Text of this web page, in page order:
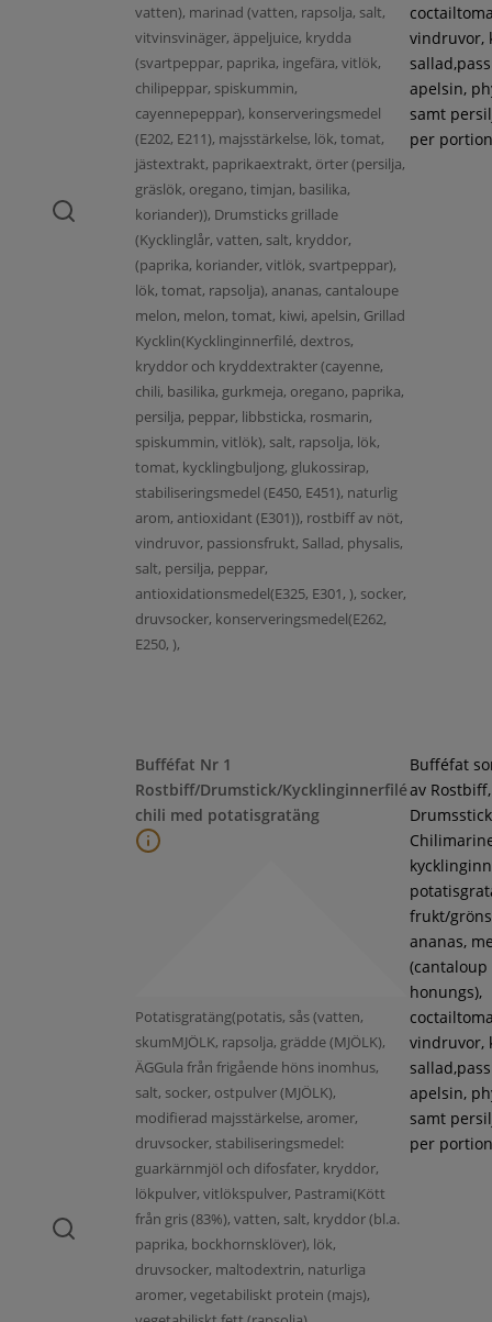
vatten), marinad (vatten, rapsolja, salt,
vitvinsvinäger, äppeljuice, krydda
(svartpeppar, paprika, ingefära, vitlök,
chilipeppar, spiskummin,
cayennepeppar), konserveringsmedel
(E202, E211), majsstärkelse, lök, tomat,
jästextrakt, paprikaextrakt, örter (persilja,
gräslök, oregano, timjan, basilika,
koriander)), Drumsticks grillade
(Kycklinglår, vatten, salt, kryddor,
(paprika, koriander, vitlök, svartpeppar),
lök, tomat, rapsolja), ananas, cantaloupe
melon, melon, tomat, kiwi, apelsin, Grillad
Kycklin(Kycklinginnerfilé, dextros,
kryddor och kryddextrakter (cayenne,
chili, basilika, gurkmeja, oregano, paprika,
persilja, peppar, libbsticka, rosmarin,
spiskummin, vitlök), salt, rapsolja, lök,
tomat, kycklingbuljong, glukossirap,
stabiliseringsmedel (E450, E451), naturlig
arom, antioxidant (E301)), rostbiff av nöt,
vindruvor, passionsfrukt, Sallad, physalis,
salt, persilja, peppar,
antioxidationsmedel(E325, E301, ), socker,
druvsocker, konserveringsmedel(E262,
E250, ),
vindruvor,
apelsin,
samt
per
Bufféfat Nr 1
Rostbiff/Drumstick/Kycklinginnerfilé
chili med potatisgratäng
Potatisgratäng(potatis, sås (vatten,
skumMJÖLK, rapsolja, grädde (MJÖLK),
ÄGGula från frigående höns inomhus,
salt, socker, ostpulver (MJÖLK),
modifierad majsstärkelse, aromer,
druvsocker, stabiliseringsmedel:
guarkärnmjöl och difosfater, kryddor,
lökpulver, vitlökspulver, Pastrami(Kött
från gris (83%), vatten, salt, kryddor (bl.a.
paprika, bockhornsklöver), lök,
druvsocker, maltodextrin, naturliga
aromer, vegetabiliskt protein (majs),
Bufféfat
av Rostbiff,
frukt/
ananas,
(cantaloup
honungs),
vindruvor,
apelsin,
samt
per